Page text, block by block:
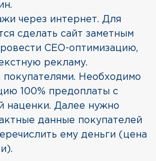
через интернет. Для
сделать сайт заметным
СЕО-оптимизацию,
рекламу.
покупателями. Необходимо
100% предоплаты с
наценки. Далее нужно
данные покупателей
ему деньги (цена